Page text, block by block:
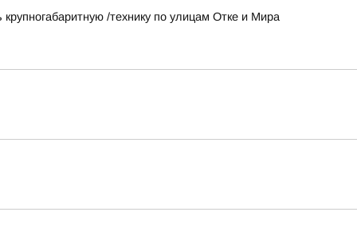
/технику по улицам Отке и Мира